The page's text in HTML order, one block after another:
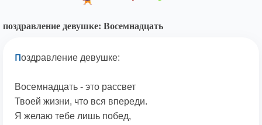
поздравление девушке: Восемнадцать
поздравление девушке:
Восемнадцать - это рассвет
Твоей жизни, что вся впереди.
Я желаю тебе лишь побед,